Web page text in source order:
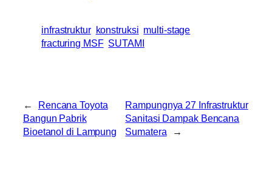
infrastruktur konstruksi multi-stage
fracturing MSF SUTAMI
←
Rencana Toyota
Bangun Pabrik
Bioetanol di Lampung
Rampungnya 27 Infrastruktur
Sanitasi Dampak Bencana
Sumatera
→